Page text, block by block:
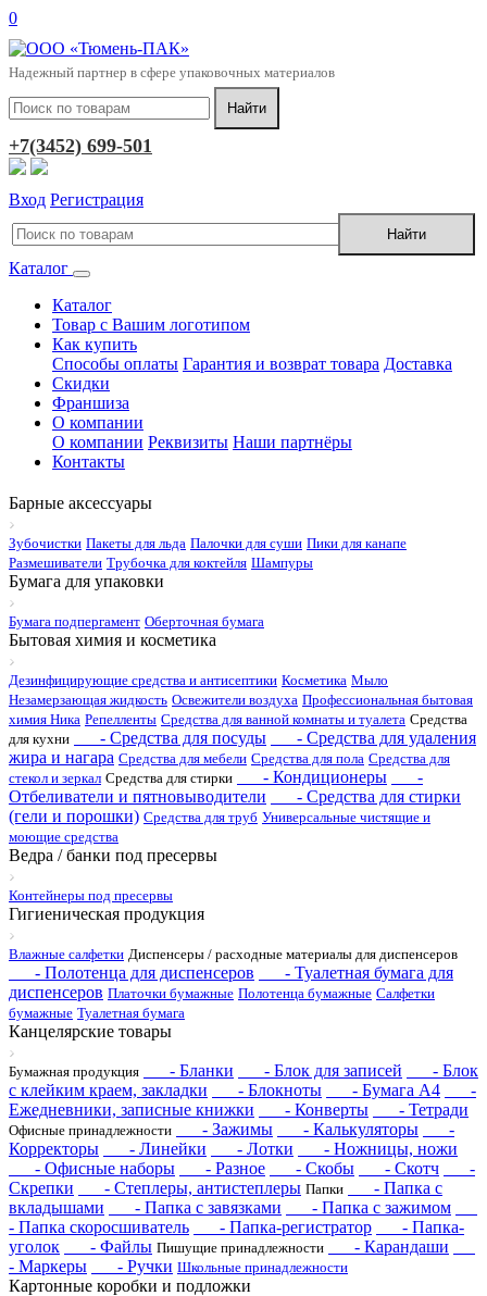
0
Надежный партнер в сфере упаковочных материалов
+7(3452) 699-501
Вход Регистрация
Каталог
Каталог
Товар с Вашим логотипом
Как купить
Способы оплаты Гарантия и возврат товара Доставка
Скидки
Франшиза
О компании
О компании Реквизиты Наши партнёры
Контакты
Барные аксессуары
Зубочистки Пакеты для льда Палочки для суши Пики для канапе
Размешиватели Трубочка для коктейля Шампуры
Бумага для упаковки
Бумага подпергамент Оберточная бумага
Бытовая химия и косметика
Дезинфицирующие средства и антисептики Косметика Мыло
Незамерзающая жидкость Освежители воздуха Профессиональная бытовая
химия Ника Репелленты Средства для ванной комнаты и туалета Средства
для кухни
- Средства для посуды
- Средства для удаления
жира и нагара Средства для мебели Средства для пола Средства для
стекол и зеркал Средства для стирки - Кондиционеры
-
Отбеливатели и пятновыводители
- Средства для стирки
(гели и порошки) Средства для труб Универсальные чистящие и
моющие средства
Ведра / банки под пресервы
Контейнеры под пресервы
Гигиеническая продукция
Влажные салфетки Диспенсеры / расходные материалы для диспенсеров
- Полотенца для диспенсеров
- Туалетная бумага для
диспенсеров Платочки бумажные Полотенца бумажные Салфетки
бумажные Туалетная бумага
Канцелярские товары
Бумажная продукция - Бланки - Блок для записей
- Блок
с клейким краем, закладки
- Блокноты - Бумага А4
-
Ежедневники, записные книжки
- Конверты - Тетради
Офисные принадлежности - Зажимы - Калькуляторы
-
Корректоры
- Линейки - Лотки
- Ножницы, ножи
- Офисные наборы
- Разное - Скобы - Скотч
-
Скрепки
- Степлеры, антистеплеры Папки
- Папка с
вкладышами
- Папка с завязками
- Папка с зажимом
- Папка скоросшиватель
- Папка-регистратор
- Папка-
уголок
- Файлы Пишущие принадлежности
- Карандаши
- Маркеры
- Ручки Школьные принадлежности
Картонные коробки и подложки